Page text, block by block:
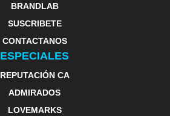
BRANDLAB
SUSCRIBETE
CONTACTANOS
ESPECIALES
REPUTACIÓN CA
ADMIRADOS
LOVEMARKS